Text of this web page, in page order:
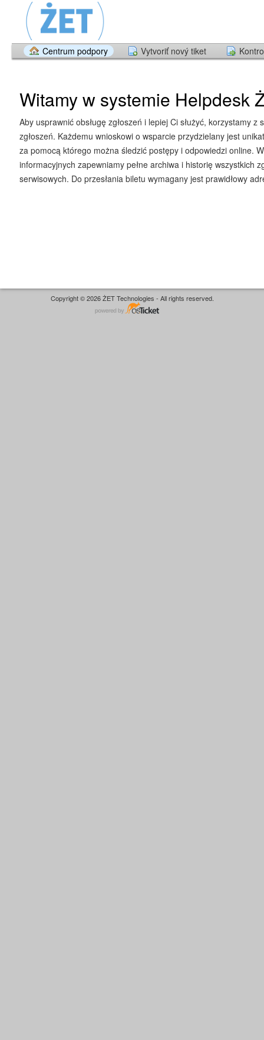
Centrum podpory Vytvoriť nový tiket
Witamy w systemie Helpdesk
Aby usprawnić obsługę zgłoszeń i lepiej Ci służyć, korzystamy z
zgłoszeń. Każdemu wnioskowi o wsparcie przydzielany jest
za pomocą którego można śledzić postępy i odpowiedzi online.
informacyjnych zapewniamy pełne archiwa i historię wszystkich
serwisowych. Do przesłania biletu wymagany jest prawidłowy
Copyright © 2026 ŻET Technologies - All rights reserved.